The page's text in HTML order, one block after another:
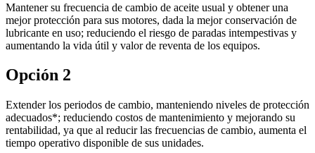
Mantener su frecuencia de cambio de aceite usual y obtener una
mejor protección para sus motores, dada la mejor conservación de
lubricante en uso; reduciendo el riesgo de paradas intempestivas y
aumentando la vida útil y valor de reventa de los equipos.
Opción 2
Extender los periodos de cambio, manteniendo niveles de protección
adecuados*; reduciendo costos de mantenimiento y mejorando su
rentabilidad, ya que al reducir las frecuencias de cambio, aumenta el
tiempo operativo disponible de sus unidades.